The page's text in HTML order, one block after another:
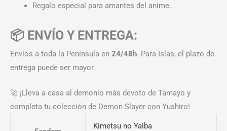
Regalo especial para amantes del anime.
📦 ENVÍO Y ENTREGA:
Envíos a toda la Península en 24/48h. Para Islas, el plazo de
entrega puede ser mayor.
🚀 ¡Lleva a casa al demonio más devoto de Tamayo y
completa tu colección de Demon Slayer con Yushiro!
Kimetsu no Yaiba